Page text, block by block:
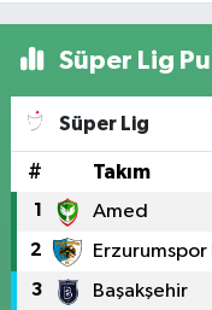
Süper Lig
Süper Lig
# Takım
1 Amed
2 Erzurumspor
3 Başakşehir